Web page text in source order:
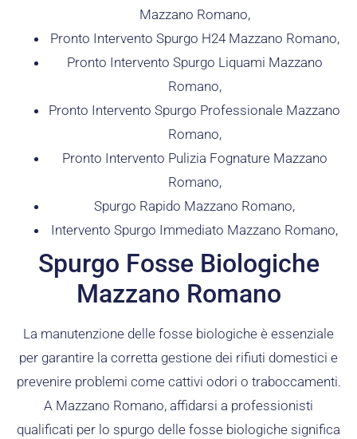
Mazzano Romano,
Pronto Intervento Spurgo H24 Mazzano Romano,
Pronto Intervento Spurgo Liquami Mazzano
Romano,
Pronto Intervento Spurgo Professionale Mazzano
Romano,
Pronto Intervento Pulizia Fognature Mazzano
Romano,
Spurgo Rapido Mazzano Romano,
Intervento Spurgo Immediato Mazzano Romano,
Spurgo Fosse Biologiche
Mazzano Romano
La manutenzione delle fosse biologiche è essenziale
per garantire la corretta gestione dei rifiuti domestici e
prevenire problemi come cattivi odori o traboccamenti.
A Mazzano Romano, affidarsi a professionisti
qualificati per lo spurgo delle fosse biologiche significa